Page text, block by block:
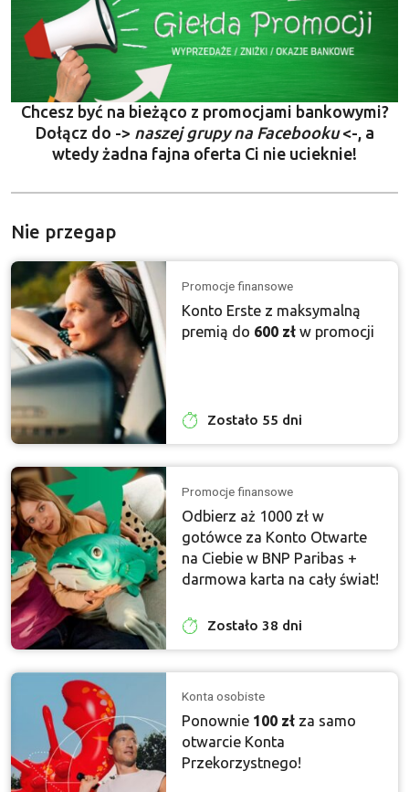
Chcesz być na bieżąco z promocjami bankowymi?
Dołącz do -> naszej grupy na Facebooku<-, a
wtedy żadna fajna oferta Ci nie ucieknie!
Nie przegap
Promocje finansowe
Konto Erste z maksymalną
premią do 600 zł w promocji
Zostało 55 dni
Promocje finansowe
Odbierz aż 1000 zł w
gotówce za Konto Otwarte
na Ciebie w BNP Paribas +
darmowa karta na cały świat!
Zostało 38 dni
Konta osobiste
Ponownie 100 zł za samo
otwarcie Konta
Przekorzystnego!